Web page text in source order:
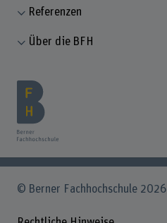
Referenzen
Über die BFH
© Berner Fachhochschule 2026